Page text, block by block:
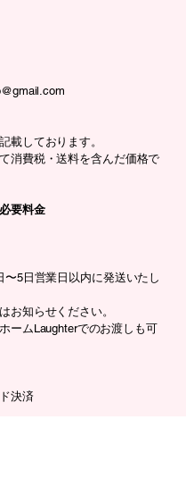
載しております。
消費税・送料を含んだ価格で
要料金
〜5日営業日以内に発送いたし
お知らせください。
ームLaughterでのお渡しも可
決済